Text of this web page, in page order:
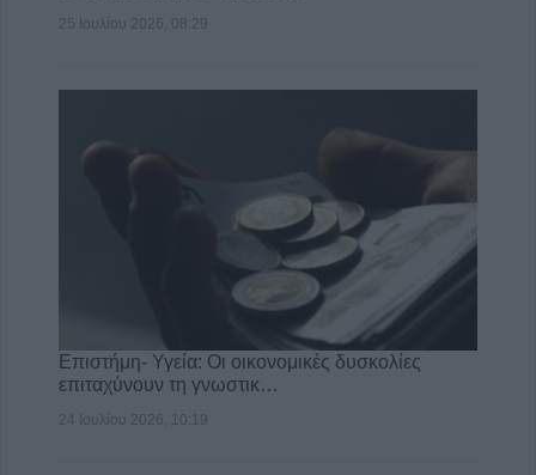
25 Ιουλίου 2026, 08:29
Επιστήμη- Υγεία: Οι οικονομικές δυσκολίες
επιταχύνουν τη γνωστικ…
24 Ιουλίου 2026, 10:19